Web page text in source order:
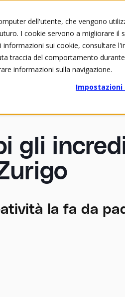
dell'utente, che vengono
I cookie servono a migliorare il
sui cookie, consultare
traccia del comportamento
informazioni sulla navigazione.
Impostazioni
Formazione Eventi
gli
la fa da